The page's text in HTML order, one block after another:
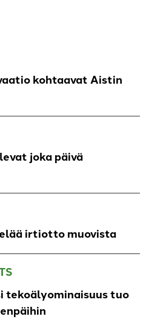
kohtaavat Aistin
joka päivä
irtiotto muovista
tekoälyominaisuus tuo